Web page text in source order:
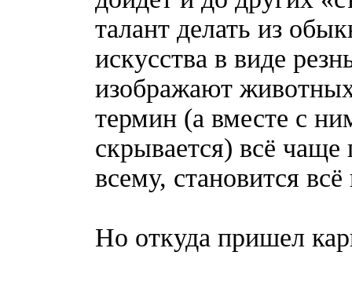
талант делать из
искусства в виде
изображают
термин (а вместе с
скрывается) всё
всему, становится
Но откуда пришел